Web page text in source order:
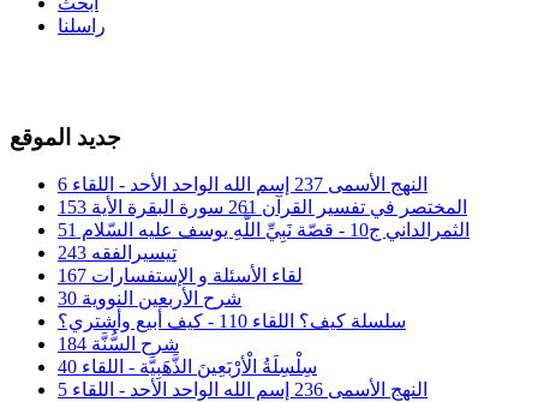
راسلنا
جديد الموقع
النهج الأسمى 237 إسم الله الواحد الأحد - اللقاء 6
المختصر في تفسير القرآن 261 سورة البقرة الأية 153
الثمرالداني ج10 - قصّة نَبِيِّ اللَّهِ يوسف عليه السّلام 51
تيسيرالفقه 243
لقاء الأسئلة و الإستفسارات 167
شرح الأربعين النووية 30
سلسلة كيف؟ اللقاء 110 - كيف أبيع وأشتري؟
شرح السُّنَّة 184
سِلْسِلَةُ الْأرْبَعِينَ الذَّهَبِيَّة - اللقاء 40
النهج الأسمى 236 إسم الله الواحد الأحد - اللقاء 5